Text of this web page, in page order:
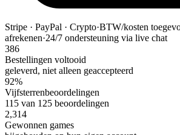
Stripe · PayPal · Crypto·BTW/kosten
afrekenen·24/7 ondersteuning via live chat
386
Bestellingen voltooid
geleverd, niet alleen geaccepteerd
92%
Vijfsterrenbeoordelingen
115 van 125 beoordelingen
2,314
Gewonnen games